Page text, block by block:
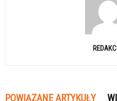
POWIĄZANE ARTYKUŁY